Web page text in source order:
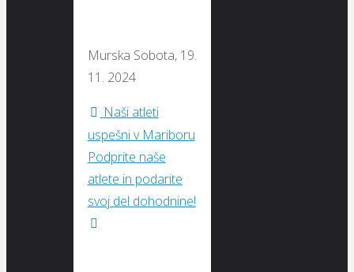
Murska Sobota, 19.
11. 2024
Naši atleti
uspešni v Mariboru
Podprite naše
atlete in podarite
svoj del dohodnine!